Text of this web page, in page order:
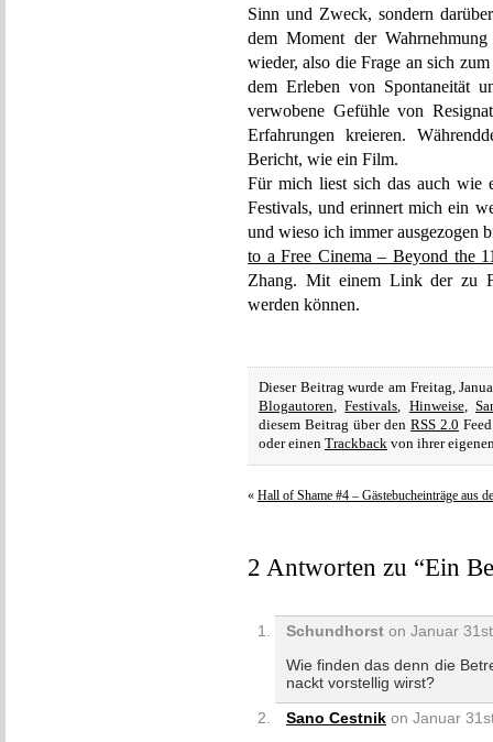
Sinn und Zweck, sondern
dem Moment der
wieder, also die Frage an sich
dem Erleben von Spontaneität
verwobene Gefühle von
Erfahrungen kreieren.
Bericht, wie ein Film.
Für mich liest sich das auch wie
Festivals, und erinnert mich ein
und wieso ich immer ausgezogen
to a Free Cinema – Beyond the
Zhang. Mit einem Link der zu
werden können.
Dieser Beitrag wurde am Freitag,
Blogautoren,Festivals, Hinweise,
diesem Beitrag über den RSS 2.0
oder einen Trackback von ihrer
« Hall of Shame #4 – Gästebucheinträge aus
2 Antworten zu “Ein
Schundhorst on Januar
Wie finden das denn die
nackt vorstellig wirst?
Sano Cestnik on Januar